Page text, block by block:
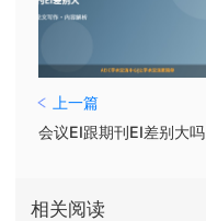
上一篇
会议EI跟期刊EI差别大吗
相关阅读